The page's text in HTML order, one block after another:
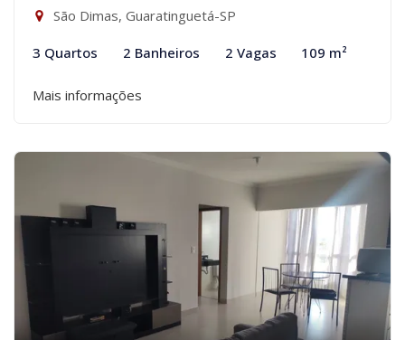
São Dimas, Guaratinguetá-SP
3 Quartos 2 Banheiros 2 Vagas 109 m²
Mais informações